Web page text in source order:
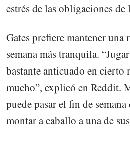
estrés de las obligaciones de
Gates prefiere mantener una
semana más tranquila.
bastante anticuado en cierto
mucho”, explicó en Reddit.
puede pasar el fin de
montar a caballo a una de